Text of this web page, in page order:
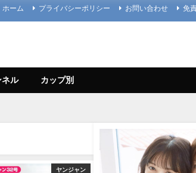
ホーム プライバシーポリシー お問い合わせ 免
ネル カップ別
ヤンジャン